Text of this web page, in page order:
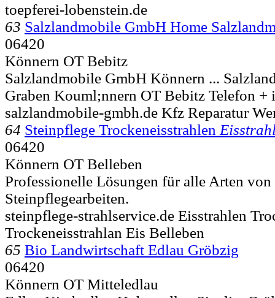
toepferei-lobenstein.de
63 Salzlandmobile GmbH Home
06420
Könnern OT Bebitz
Salzlandmobile GmbH Könnern ...
Graben Kouml;nnern OT Bebitz Telefon +
salzlandmobile-gmbh.de Kfz Reparatur
64 Steinpflege Trockeneisstrahlen
06420
Könnern OT Belleben
Professionelle Lösungen für alle Arten
Steinpflegearbeiten.
steinpflege-strahlservice.de Eisstrahlen
Trockeneisstrahlan Eis Belleben
65 Bio Landwirtschaft Edlau Gröbzig
06420
Könnern OT Mitteledlau